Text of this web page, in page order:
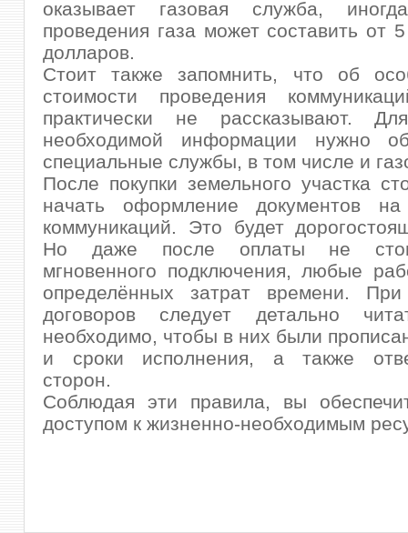
оказывает газовая служба,
проведения газа может составить от
долларов.
Стоит также запомнить, что об
стоимости проведения
практически не рассказывают.
необходимой информации нужно
специальные службы, в том числе и
После покупки земельного участка
начать оформление документов на
коммуникаций. Это будет
Но даже после оплаты не
мгновенного подключения, любые
определённых затрат времени. При
договоров следует детально
необходимо, чтобы в них были
и сроки исполнения, а также
сторон.
Соблюдая эти правила, вы
доступом к жизненно-необходимым